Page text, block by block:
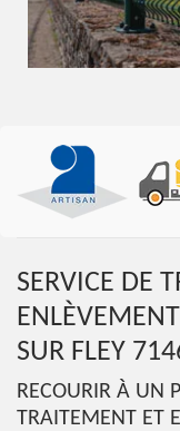
SERVICE DE
SUR FLEY
RECOURIR À UN
TRAITEMENT ET